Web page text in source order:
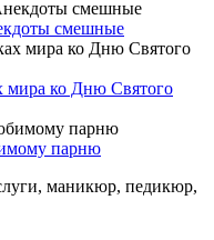
смешные
мира ко Дню Святого
парню
маникюр, педикюр,